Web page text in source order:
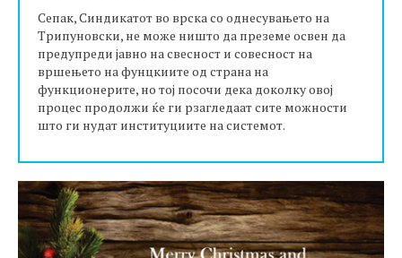
Сепак, Синдикатот во врска со однесувањето на
Трипуновски, не може ништо да преземе освен да
предупреди јавно на свесност и совесност на
вршењето на фунцкиите од страна на
функционерите, но тој посочи дека доколку овој
процес продолжи ќе ги рзагледаат сите можности
што ги нудат институциите на системот.